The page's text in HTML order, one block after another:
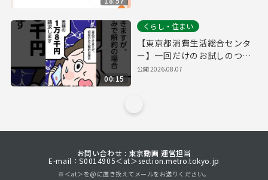
00:15
くらし・住まい
【東京都消費生活総合センタ
ー】一回だけのお試しのつも
りだったのに…定期購入編
公開2026.08.07
お問い合わせ : 東京動画 運営担当
E-mail：S0014905＜at＞section.metro.tokyo.jp
※＜at＞を@に置き換えてメールをお送りください。